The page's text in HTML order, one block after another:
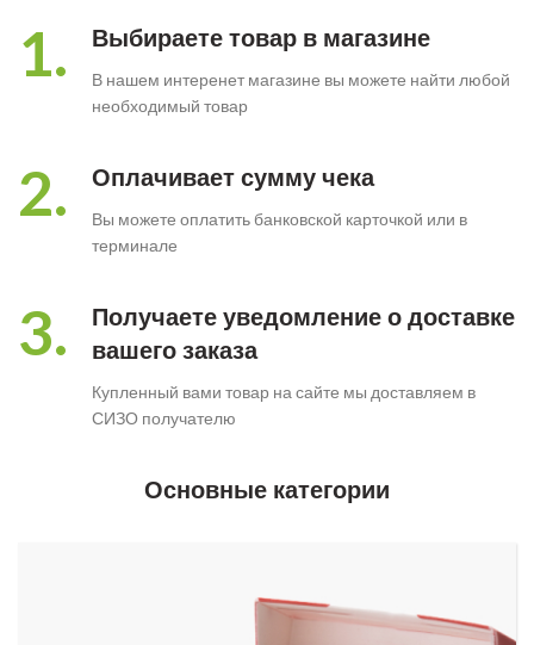
1. Выбираете товар в магазине
В нашем интеренет магазине вы можете найти любой
необходимый товар
2. Оплачивает сумму чека
Вы можете оплатить банковской карточкой или в
терминале
3.
Получаете уведомление о доставке
вашего заказа
Купленный вами товар на сайте мы доставляем в
СИЗО получателю
Основные категории